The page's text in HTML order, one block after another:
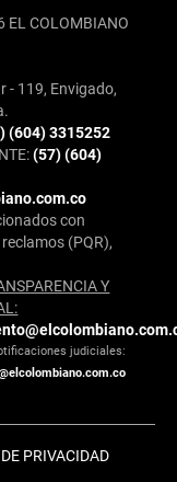
EL COLOMBIANO
- 119, Envigado,
(604) 3315252
(57) (604)
con
(PQR),
Y
judiciales:
PRIVACIDAD